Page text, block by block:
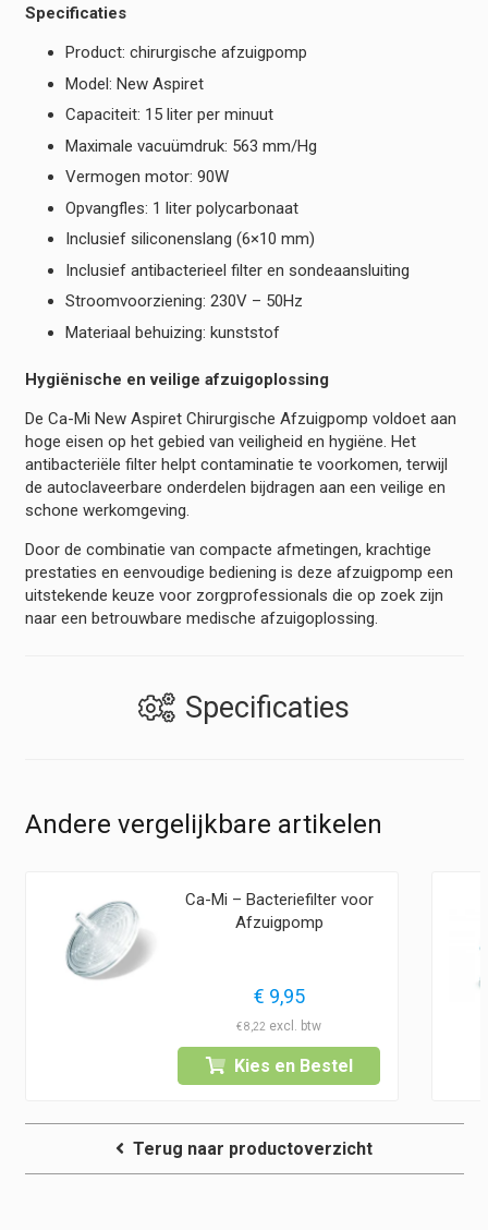
Specificaties
Product: chirurgische afzuigpomp
Model: New Aspiret
Capaciteit: 15 liter per minuut
Maximale vacuümdruk: 563 mm/Hg
Vermogen motor: 90W
Opvangfles: 1 liter polycarbonaat
Inclusief siliconenslang (6×10 mm)
Inclusief antibacterieel filter en sondeaansluiting
Stroomvoorziening: 230V – 50Hz
Materiaal behuizing: kunststof
Hygiënische en veilige afzuigoplossing
De Ca-Mi New Aspiret Chirurgische Afzuigpomp voldoet aan
hoge eisen op het gebied van veiligheid en hygiëne. Het
antibacteriële filter helpt contaminatie te voorkomen, terwijl
de autoclaveerbare onderdelen bijdragen aan een veilige en
schone werkomgeving.
Door de combinatie van compacte afmetingen, krachtige
prestaties en eenvoudige bediening is deze afzuigpomp een
uitstekende keuze voor zorgprofessionals die op zoek zijn
naar een betrouwbare medische afzuigoplossing.
Specificaties
Andere vergelijkbare artikelen
Ca-Mi – Bacteriefilter voor
Afzuigpomp
€ 9,95
€8,22
Kies en Bestel
Terug naar productoverzicht